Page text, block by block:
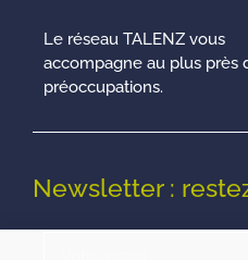
Le réseau TALENZ vous
accompagne au plus près
préoccupations.
Newsletter :